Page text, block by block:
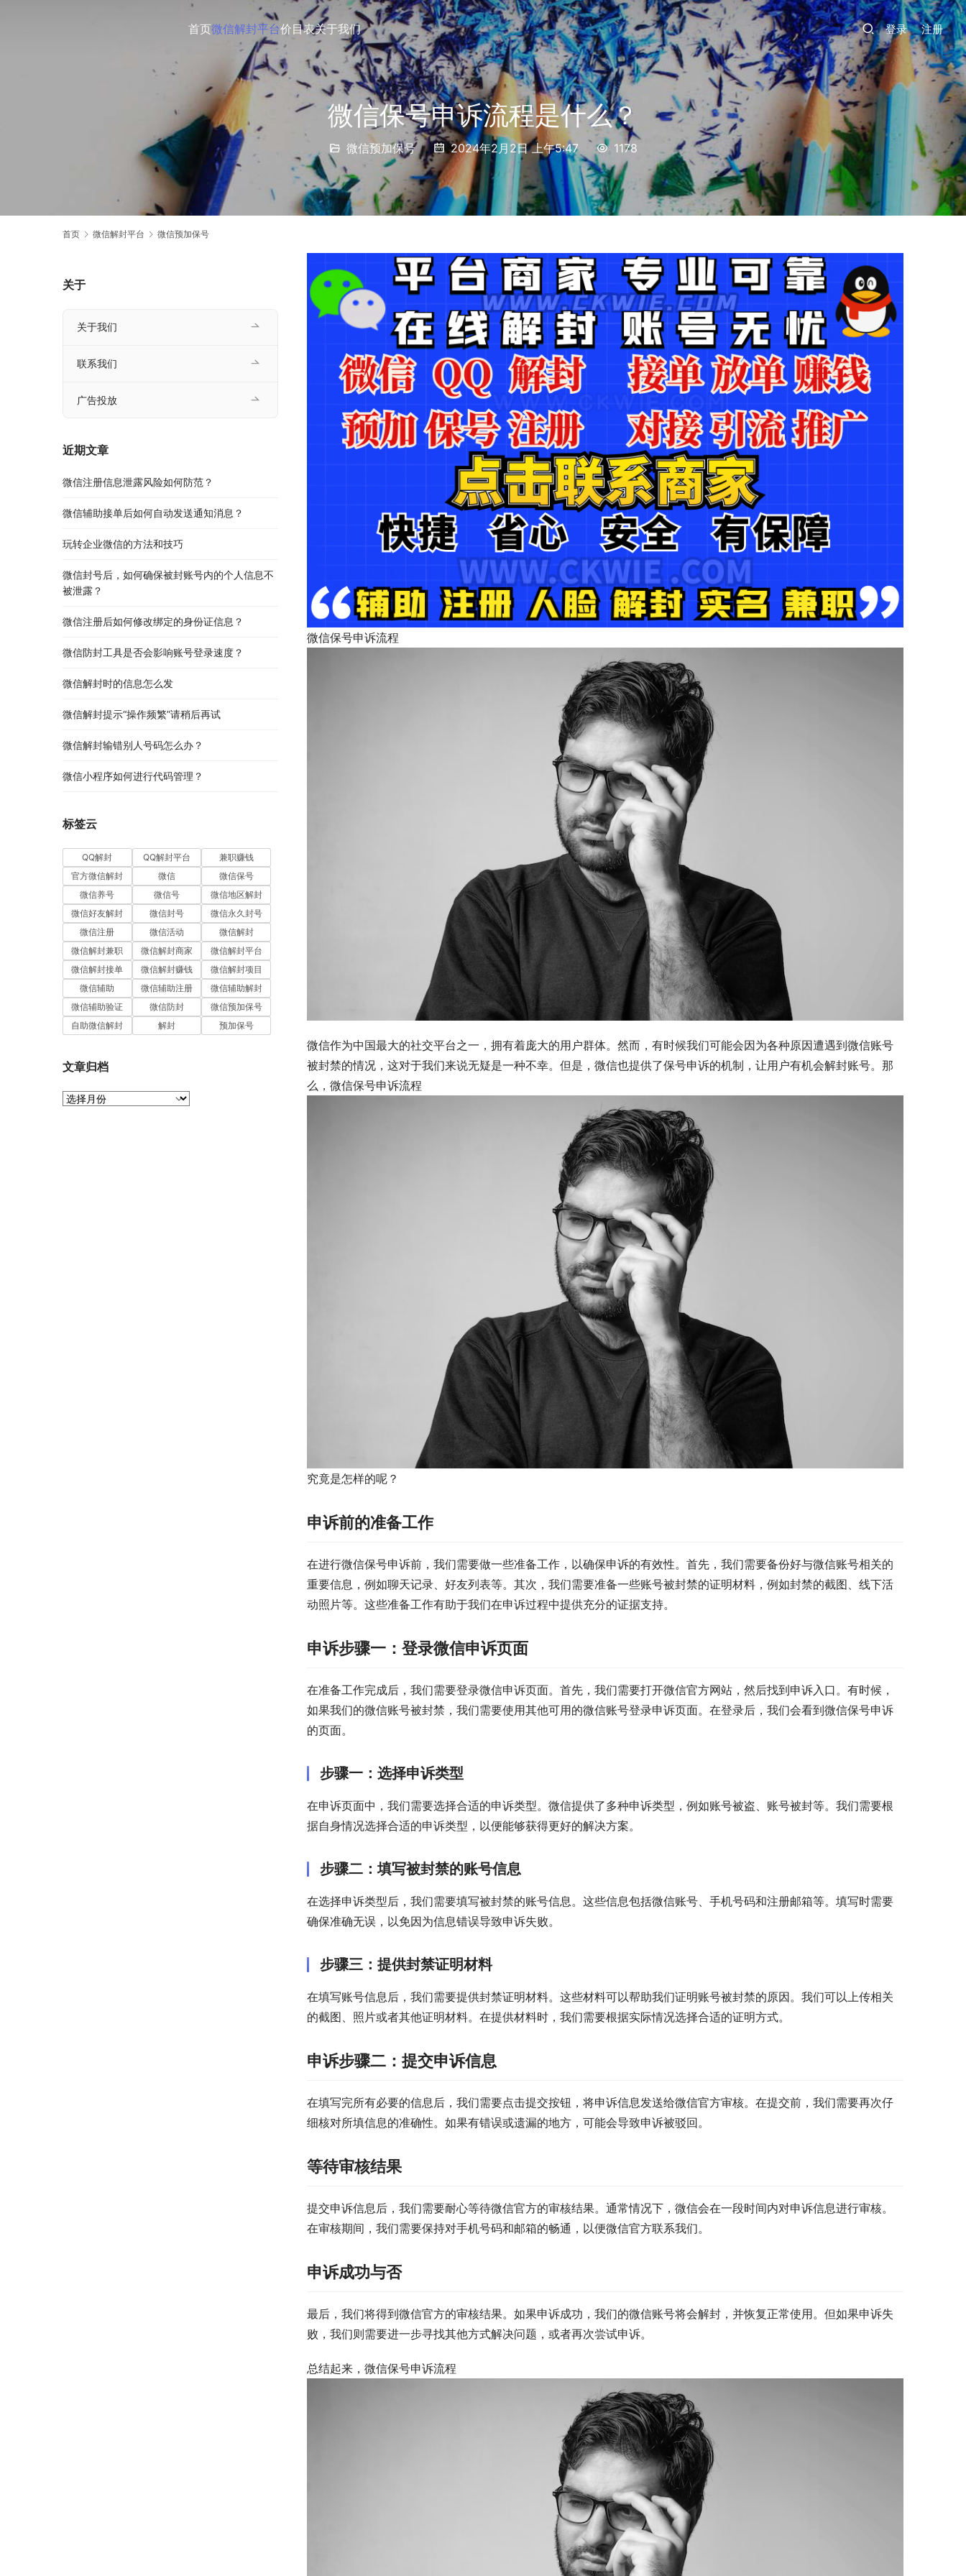
首页微信解封平台价目表关于我们 登录 注册
微信保号申诉流程是什么？
微信预加保号 2024年2月2日 上午5:47 1178
首页 微信解封平台 微信预加保号
微信保号申诉流程
微信作为中国最大的社交平台之一，拥有着庞大的用户群体。然而，有时候我们可能会因为各种原因遭遇到微信账号
被封禁的情况，这对于我们来说无疑是一种不幸。但是，微信也提供了保号申诉的机制，让用户有机会解封账号。那
么，微信保号申诉流程
究竟是怎样的呢？
申诉前的准备工作
在进行微信保号申诉前，我们需要做一些准备工作，以确保申诉的有效性。首先，我们需要备份好与微信账号相关的
重要信息，例如聊天记录、好友列表等。其次，我们需要准备一些账号被封禁的证明材料，例如封禁的截图、线下活
动照片等。这些准备工作有助于我们在申诉过程中提供充分的证据支持。
申诉步骤一：登录微信申诉页面
在准备工作完成后，我们需要登录微信申诉页面。首先，我们需要打开微信官方网站，然后找到申诉入口。有时候，
如果我们的微信账号被封禁，我们需要使用其他可用的微信账号登录申诉页面。在登录后，我们会看到微信保号申诉
的页面。
步骤一：选择申诉类型
在申诉页面中，我们需要选择合适的申诉类型。微信提供了多种申诉类型，例如账号被盗、账号被封等。我们需要根
据自身情况选择合适的申诉类型，以便能够获得更好的解决方案。
步骤二：填写被封禁的账号信息
在选择申诉类型后，我们需要填写被封禁的账号信息。这些信息包括微信账号、手机号码和注册邮箱等。填写时需要
确保准确无误，以免因为信息错误导致申诉失败。
步骤三：提供封禁证明材料
在填写账号信息后，我们需要提供封禁证明材料。这些材料可以帮助我们证明账号被封禁的原因。我们可以上传相关
的截图、照片或者其他证明材料。在提供材料时，我们需要根据实际情况选择合适的证明方式。
申诉步骤二：提交申诉信息
在填写完所有必要的信息后，我们需要点击提交按钮，将申诉信息发送给微信官方审核。在提交前，我们需要再次仔
细核对所填信息的准确性。如果有错误或遗漏的地方，可能会导致申诉被驳回。
等待审核结果
提交申诉信息后，我们需要耐心等待微信官方的审核结果。通常情况下，微信会在一段时间内对申诉信息进行审核。
在审核期间，我们需要保持对手机号码和邮箱的畅通，以便微信官方联系我们。
申诉成功与否
最后，我们将得到微信官方的审核结果。如果申诉成功，我们的微信账号将会解封，并恢复正常使用。但如果申诉失
败，我们则需要进一步寻找其他方式解决问题，或者再次尝试申诉。
总结起来，微信保号申诉流程
关于
关于我们
联系我们
广告投放
近期文章
微信注册信息泄露风险如何防范？
微信辅助接单后如何自动发送通知消息？
玩转企业微信的方法和技巧
微信封号后，如何确保被封账号内的个人信息不
被泄露？
微信注册后如何修改绑定的身份证信息？
微信防封工具是否会影响账号登录速度？
微信解封时的信息怎么发
微信解封提示“操作频繁”请稍后再试
微信解封输错别人号码怎么办？
微信小程序如何进行代码管理？
标签云
QQ解封 QQ解封平台
兼职赚钱
官方微信解封
微信
微信保号
微信养号
微信号
微信地区解封
微信好友解封
微信封号
微信永久封号
微信注册
微信活动
微信解封
微信解封兼职
微信解封商家
微信解封平台
微信解封接单
微信解封赚钱
微信解封项目
微信辅助
微信辅助注册
微信辅助解封
微信辅助验证
微信防封
微信预加保号
自助微信解封
解封 预加保号
文章归档
文